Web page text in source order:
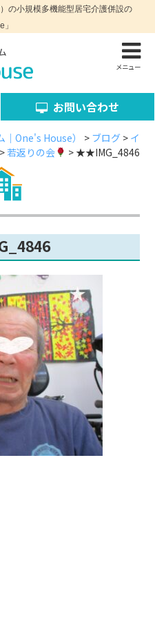
・資料請求
施設案内
ブログ
の小規模多機能型居宅介護併設の
メニュー
お問い合わせ
One's House） > ブログ> イ
> 若返りの会 > ★★IMG_4846